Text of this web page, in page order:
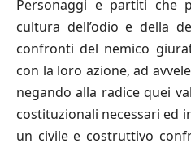
Personaggi e partiti che
cultura dell’odio e della
confronti del nemico
con la loro azione, ad
negando alla radice quei
costituzionali necessari ed
un civile e costruttivo